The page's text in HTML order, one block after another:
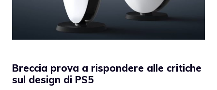
Breccia prova a rispondere alle critiche
sul design di PS5